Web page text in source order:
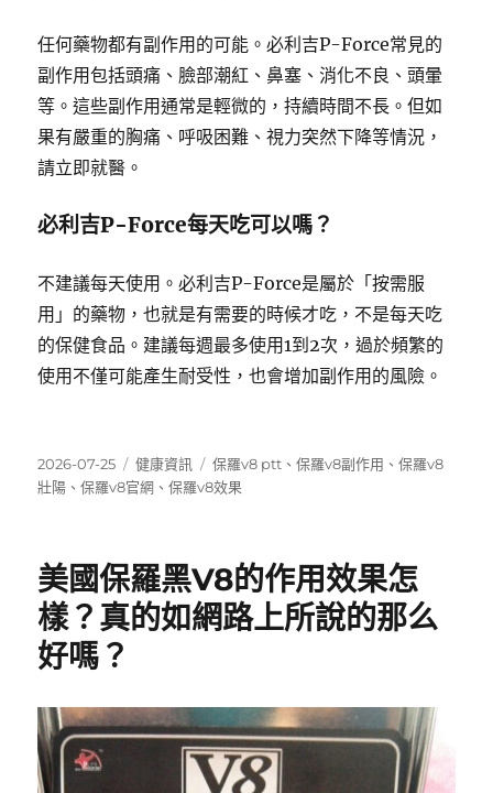
任何藥物都有副作用的可能。必利吉P-Force常見的
副作用包括頭痛、臉部潮紅、鼻塞、消化不良、頭暈
等。這些副作用通常是輕微的，持續時間不長。但如
果有嚴重的胸痛、呼吸困難、視力突然下降等情況，
請立即就醫。
必利吉P-Force每天吃可以嗎？
不建議每天使用。必利吉P-Force是屬於「按需服
用」的藥物，也就是有需要的時候才吃，不是每天吃
的保健食品。建議每週最多使用1到2次，過於頻繁的
使用不僅可能產生耐受性，也會增加副作用的風險。
發
佈
2026-07-25
分
類
健康資訊
標
籤
保羅v8 ptt 、保羅v8副作用 、保羅v8
壯陽 、保羅v8官網 、保羅v8效果
美國保羅黑V8的作用效果怎
樣？真的如網路上所說的那么
好嗎？